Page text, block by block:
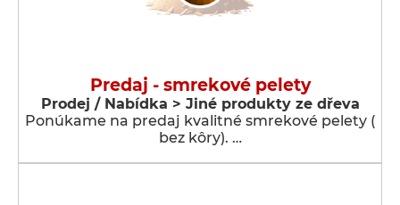
Predaj - smrekové pelety
Prodej / Nabídka > Jiné produkty ze dřeva
Ponúkame na predaj kvalitné smrekové pelety (
bez kôry). …